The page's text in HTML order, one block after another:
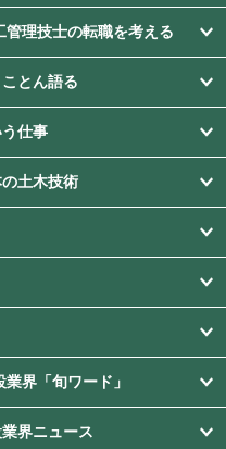
管理技士の転職を考える
とん語る
仕事
土木技術
界「旬ワード」
界ニュース